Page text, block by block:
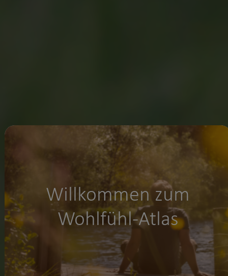
Willkommen zum
Wohlfühl-Atlas